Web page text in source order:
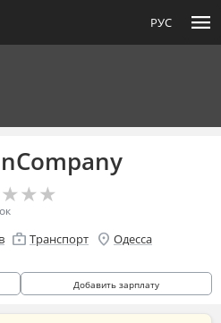
РУС menu
★
★★
★★
★
enterprise Транспорт location_on Одесса
Добавить зарплату